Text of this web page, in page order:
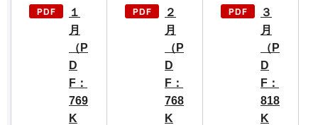
１
月
（P
D
F：
769
K
２
月
（P
D
F：
768
K
３
月
（P
D
F：
818
K